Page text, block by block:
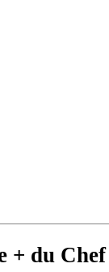
+ du Chef